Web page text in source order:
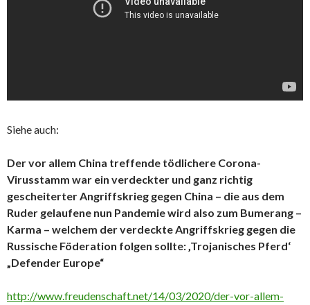
Siehe auch:
Der vor allem China treffende tödlichere Corona-
Virusstamm war ein verdeckter und ganz richtig
gescheiterter Angriffskrieg gegen China – die aus dem
Ruder gelaufene nun Pandemie wird also zum Bumerang –
Karma – welchem der verdeckte Angriffskrieg gegen die
Russische Föderation folgen sollte: ‚Trojanisches Pferd‘
„Defender Europe“
http://www.freudenschaft.net/14/03/2020/der-vor-allem-